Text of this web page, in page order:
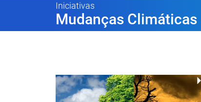
Iniciativas
Mudanças Climáticas